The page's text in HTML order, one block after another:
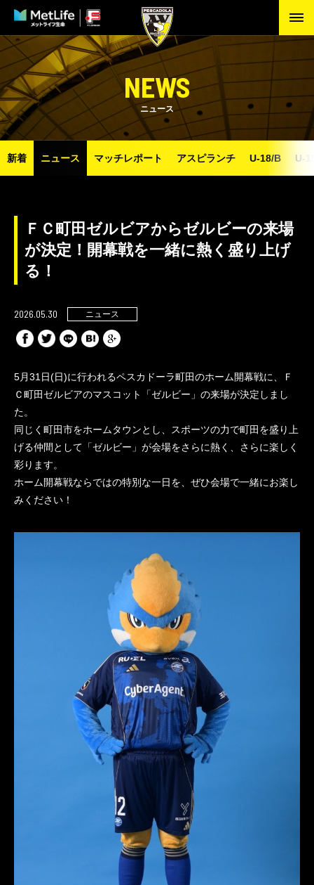
NEWS
ニュース
新着 ニュース マッチレポート アスピランチ U-18/B U-
ＦＣ町田ゼルビアからゼルビーの来場
が決定！開幕戦を一緒に熱く盛り上げ
る！
2026.05.30 ニュース
5月31日(日)に行われるペスカドーラ町田のホーム開幕戦に、Ｆ
Ｃ町田ゼルビアのマスコット「ゼルビー」の来場が決定しまし
た。
同じく町田市をホームタウンとし、スポーツの力で町田を盛り上
げる仲間として「ゼルビー」が会場をさらに熱く、さらに楽しく
彩ります。
ホーム開幕戦ならではの特別な一日を、ぜひ会場で一緒にお楽し
みください！